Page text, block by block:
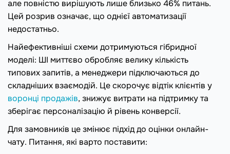
але повністю вирішують лише близько 46% питань.
Цей розрив означає, що однієї автоматизації
недостатньо.
Найефективніші схеми дотримуються гібридної
моделі: ШІ миттєво обробляє велику кількість
типових запитів, а менеджери підключаються до
складніших взаємодій. Це скорочує відтік клієнтів у
воронці продажів, знижує витрати на підтримку та
зберігає персоналізацію й рівень конверсії.
Для замовників це змінює підхід до оцінки онлайн-
чату. Питання, які варто поставити: